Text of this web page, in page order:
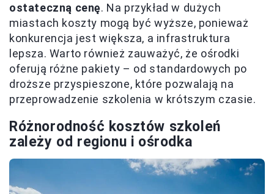
ostateczną cenę. Na przykład w dużych
miastach koszty mogą być wyższe, ponieważ
konkurencja jest większa, a infrastruktura
lepsza. Warto również zauważyć, że ośrodki
oferują różne pakiety – od standardowych po
droższe przyspieszone, które pozwalają na
przeprowadzenie szkolenia w krótszym czasie.
Różnorodność kosztów szkoleń
zależy od regionu i ośrodka